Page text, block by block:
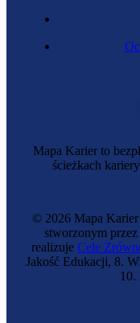
Inżynier
Mapa Karier to
ścieżkach
© 2026 Mapa Karier
stworzonym przez
realizuje Cele
Jakość Edukacji, 8.
10.